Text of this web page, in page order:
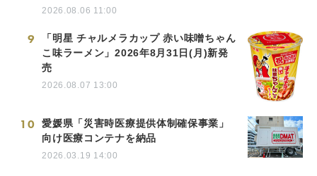
2026.08.06 11:00
9
「明星 チャルメラカップ 赤い味噌ちゃん
こ味ラーメン」2026年8月31日(月)新発
売
2026.08.07 13:00
10
愛媛県「災害時医療提供体制確保事業」
向け医療コンテナを納品
2026.03.19 14:00